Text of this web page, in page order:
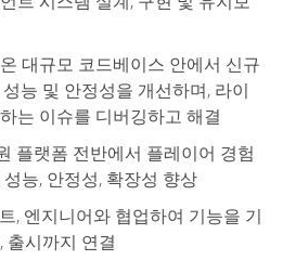
대규모 코드베이스 안에서 신규
능 및 안정성을 개선하며, 라이
는 이슈를 디버깅하고 해결
플랫폼 전반에서 플레이어 경험
능, 안정성, 확장성 향상
, 엔지니어와 협업하여 기능을 기
출시까지 연결